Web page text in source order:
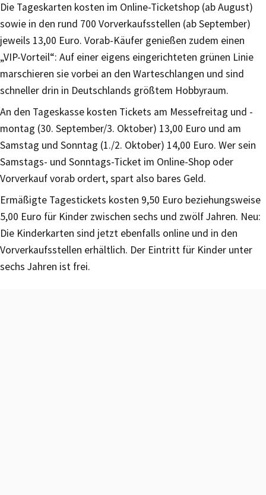
Die Tageskarten kosten im Online-Ticketshop (ab August)
sowie in den rund 700 Vorverkaufsstellen (ab September)
jeweils 13,00 Euro. Vorab-Käufer genießen zudem einen
„VIP-Vorteil“: Auf einer eigens eingerichteten grünen Linie
marschieren sie vorbei an den Warteschlangen und sind
schneller drin in Deutschlands größtem Hobbyraum.
An den Tageskasse kosten Tickets am Messefreitag und -
montag (30. September/3. Oktober) 13,00 Euro und am
Samstag und Sonntag (1./2. Oktober) 14,00 Euro. Wer sein
Samstags- und Sonntags-Ticket im Online-Shop oder
Vorverkauf vorab ordert, spart also bares Geld.
Ermäßigte Tagestickets kosten 9,50 Euro beziehungsweise
5,00 Euro für Kinder zwischen sechs und zwölf Jahren. Neu:
Die Kinderkarten sind jetzt ebenfalls online und in den
Vorverkaufsstellen erhältlich. Der Eintritt für Kinder unter
sechs Jahren ist frei.